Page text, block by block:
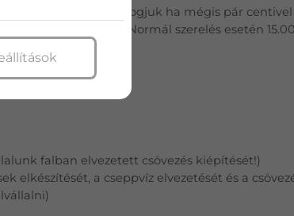
ahogyan mi sem fogjuk ha mégis pár centivel
utáni árajánlatban. Normál szerelés esetén
falban elvezetett csövezés kiépítését!)
elkészítését, a cseppvíz elvezetését és a